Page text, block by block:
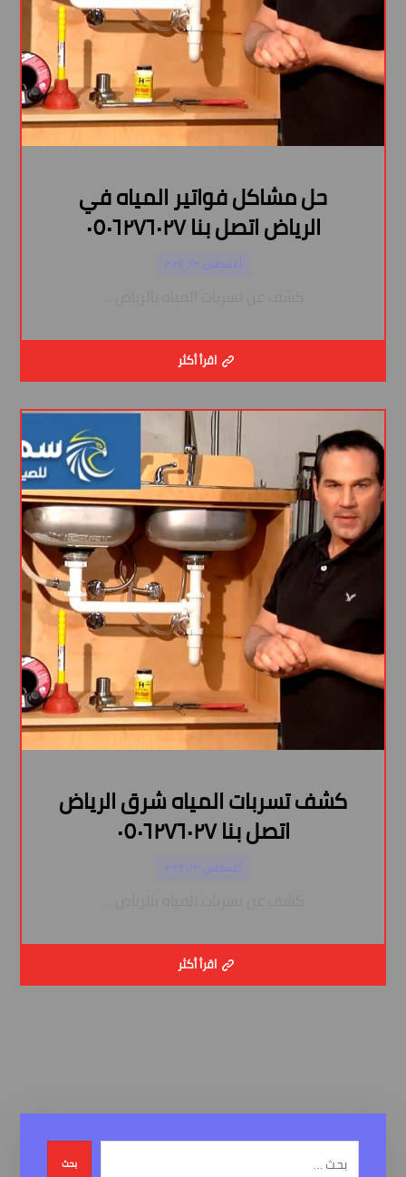
حل مشاكل فواتير المياه في
الرياض اتصل بنا ٠٥٠٦٢٧٦٠٢٧
أغسطس ١٣, ٢٠٢٤
اقرأ أكثر
كشف تسربات المياه شرق الرياض
اتصل بنا ٠٥٠٦٢٧٦٠٢٧
أغسطس ١٣, ٢٠٢٤
اقرأ أكثر
بحث